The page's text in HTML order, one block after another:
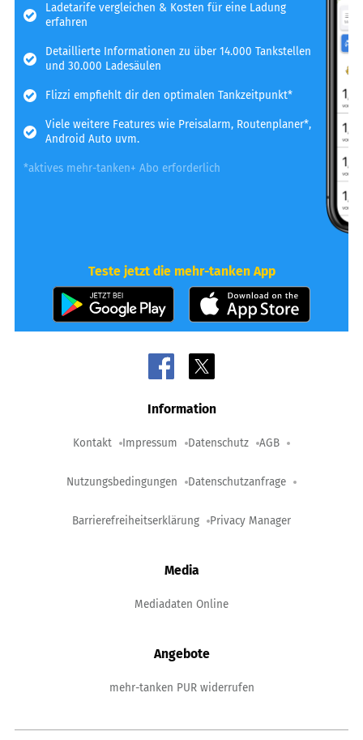
Ladetarife vergleichen & Kosten für eine Ladung
erfahren
Detaillierte Informationen zu über 14.000 Tankstellen
und 30.000 Ladesäulen
Flizzi empfiehlt dir den optimalen Tankzeitpunkt*
Viele weitere Features wie Preisalarm, Routenplaner*,
Android Auto uvm.
*aktives mehr-tanken+ Abo erforderlich
Teste jetzt die mehr-tanken App
Information
Kontakt Impressum Datenschutz AGB
Nutzungsbedingungen Datenschutzanfrage
Barrierefreiheitserklärung Privacy Manager
Media
Mediadaten Online
Angebote
mehr-tanken PUR widerrufen